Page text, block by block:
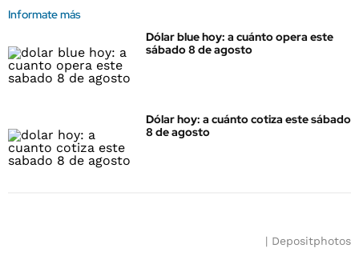
Informate más
Dólar blue hoy: a cuánto opera este
sábado 8 de agosto
Dólar hoy: a cuánto cotiza este sábado
8 de agosto
Depositphotos